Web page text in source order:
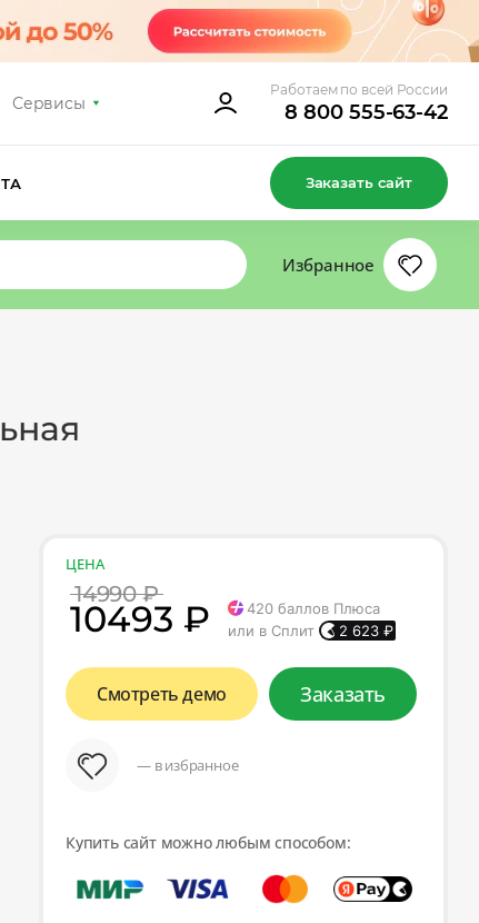
Сервисы
Работаем по всей России
8 800 555-63-42
Заказать сайт
Избранное
ЦЕНА
14990 ₽
10493 ₽ 420 баллов Плюса
или в Сплит
2 623 ₽
Смотреть демо Заказать
— в избранное
Купить сайт можно любым способом: